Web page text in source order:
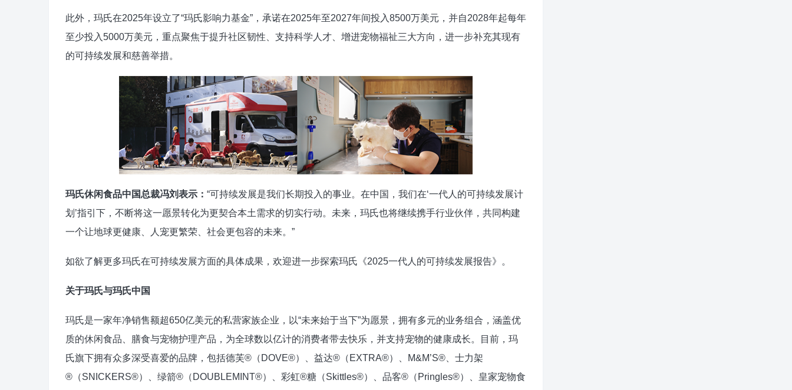
此外，玛氏在2025年设立了“玛氏影响力基金”，承诺在2025年至2027年间投入8500万美元，并自2028年起每年
至少投入5000万美元，重点聚焦于提升社区韧性、支持科学人才、增进宠物福祉三大方向，进一步补充其现有
的可持续发展和慈善举措。
玛氏休闲食品中国总裁冯刘表示： “可持续发展是我们长期投入的事业。在中国，我们在‘一代人的可持续发展计
划’指引下，不断将这一愿景转化为更契合本土需求的切实行动。未来，玛氏也将继续携手行业伙伴，共同构建
一个让地球更健康、人宠更繁荣、社会更包容的未来。”
如欲了解更多玛氏在可持续发展方面的具体成果，欢迎进一步探索玛氏《2025一代人的可持续发展报告》。
关于玛氏与玛氏中国
玛氏是一家年净销售额超650亿美元的私营家族企业，以“未来始于当下”为愿景，拥有多元的业务组合，涵盖优
质的休闲食品、膳食与宠物护理产品，为全球数以亿计的消费者带去快乐，并支持宠物的健康成长。目前，玛
氏旗下拥有众多深受喜爱的品牌，包括德芙®（DOVE®）、益达®（EXTRA®）、M&M’S®、士力架
®（SNICKERS®）、绿箭®（DOUBLEMINT®）、彩虹®糖（Skittles®）、品客®（Pringles®）、皇家宠物食